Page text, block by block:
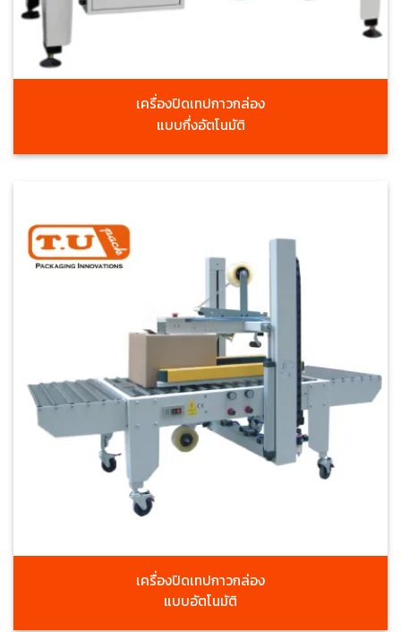
เครื่องปิดเทปกาวกล่อง
แบบกึ่งอัตโนมัติ
เครื่องปิดเทปกาวกล่อง
แบบอัตโนมัติ